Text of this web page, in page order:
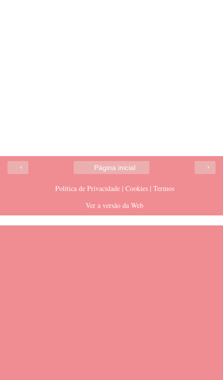
‹ ›
Página inicial
Política de Privacidade | Cookies | Termos
Ver a versão da Web